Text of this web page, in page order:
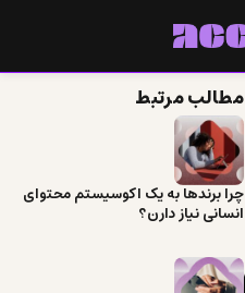
مطالب مرتبط
چرا برندها به یک اکوسیستم محتوای
انسانی نیاز دارن؟